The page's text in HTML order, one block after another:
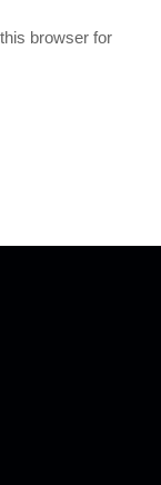
browser for